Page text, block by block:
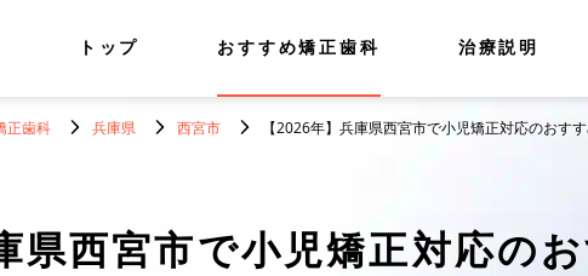
トップ おすすめ矯正歯科 治療説明
正歯科 兵庫県 西宮市 【2026年】兵庫県西宮市で小児矯正対応のおす
県西宮市で小児矯正対応の